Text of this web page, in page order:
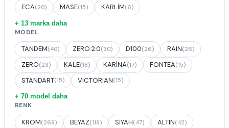
ECA(20) MASE(15) KARLİM(6)
+ 13 marka daha
MODEL
TANDEM(40) ZERO 2.0(30) D100(26) RAIN(26)
ZERO(23) KALE(18) KARİNA(17) FONTEA(15)
STANDART(15) VICTORIAN(15)
+ 70 model daha
RENK
KROM(269) BEYAZ(119) SİYAH(47) ALTIN(42)